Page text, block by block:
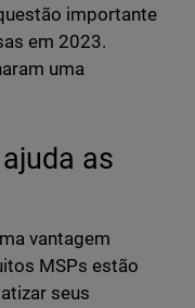
importante
em 2023.
uma
as
vantagem
MSPs estão
seus